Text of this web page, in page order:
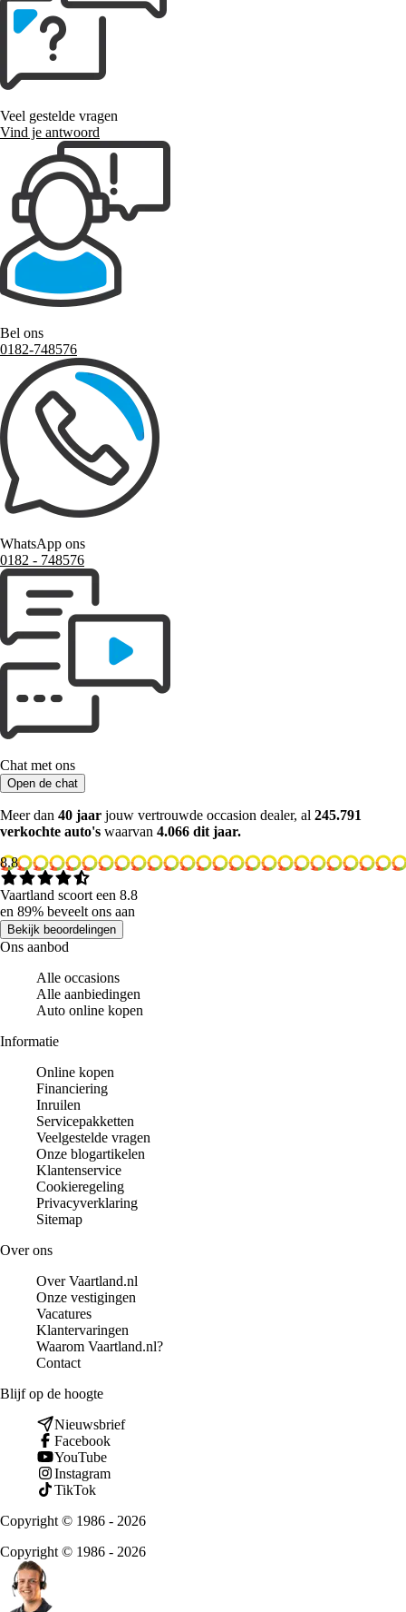
Veel gestelde vragen
Vind je antwoord
Bel ons
0182-748576
WhatsApp ons
0182 ‑ 748576
Chat met ons
Open de chat
Meer dan 40 jaar jouw vertrouwde occasion dealer, al 245.791
verkochte auto's waarvan 4.066 dit jaar.
8.8
Vaartland scoort een 8.8
en 89% beveelt ons aan
Bekijk beoordelingen
Ons aanbod
Alle occasions
Alle aanbiedingen
Auto online kopen
Informatie
Online kopen
Financiering
Inruilen
Servicepakketten
Veelgestelde vragen
Onze blogartikelen
Klantenservice
Cookieregeling
Privacyverklaring
Sitemap
Over ons
Over Vaartland.nl
Onze vestigingen
Vacatures
Klantervaringen
Waarom Vaartland.nl?
Contact
Blijf op de hoogte
Nieuwsbrief
Facebook
YouTube
Instagram
TikTok
Copyright © 1986 - 2026
Copyright © 1986 - 2026